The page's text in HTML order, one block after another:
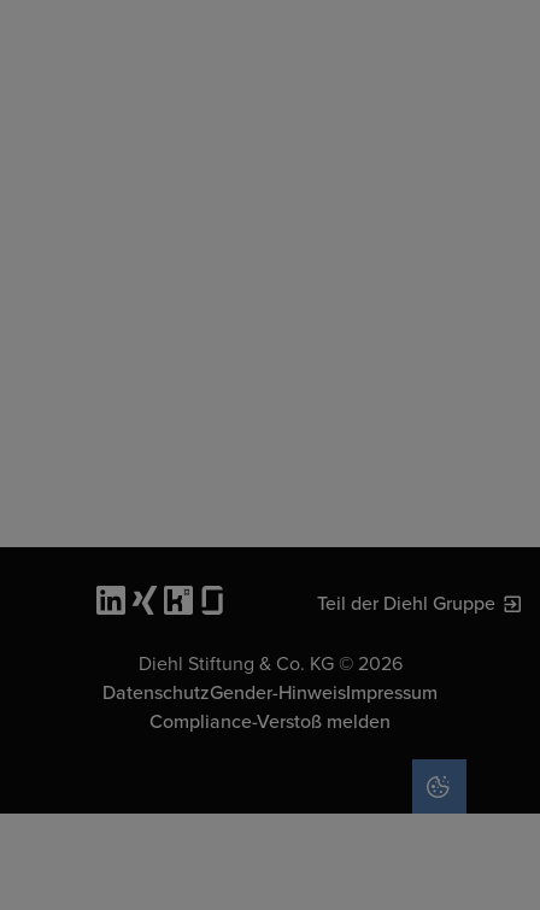
Teil der Diehl Gruppe
Diehl Stiftung & Co. KG © 2026
DatenschutzGender-HinweisImpressum
Compliance-Verstoß melden
COOKIE-